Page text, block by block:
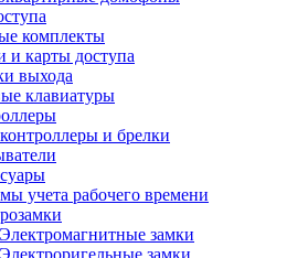
комплекты
и карты доступа
выхода
клавиатуры
и брелки
учета рабочего времени
Электромагнитные замки
Электроригельные замки